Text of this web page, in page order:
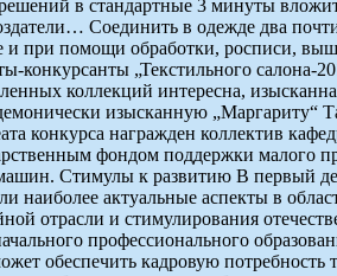
в стандартные 3 минуты
Соединить в одежде два
и при помощи обработки, росписи,
конкурсанты „Текстильного
коллекций интересна,
изысканную
конкурса награжден коллектив
фондом поддержки малого
Стимулы к развитию В первый
наиболее актуальные аспекты в
отрасли и стимулирования
профессионального
обеспечить кадровую потребность